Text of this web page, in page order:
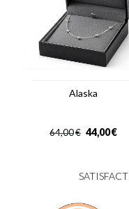
Alaska
€
64,00 €
44,00